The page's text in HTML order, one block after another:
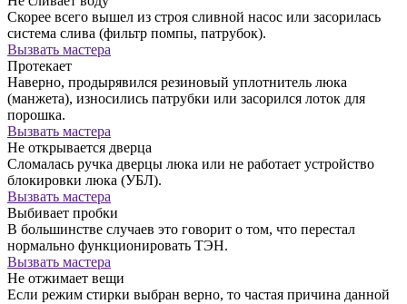
Скорее всего вышел из строя сливной насос или засорилась
система слива (фильтр помпы, патрубок).
Вызвать мастера
Протекает
Наверно, продырявился резиновый уплотнитель люка
(манжета), износились патрубки или засорился лоток для
порошка.
Вызвать мастера
Не открывается дверца
Сломалась ручка дверцы люка или не работает устройство
блокировки люка (УБЛ).
Вызвать мастера
Выбивает пробки
В большинстве случаев это говорит о том, что перестал
нормально функционировать ТЭН.
Вызвать мастера
Не отжимает вещи
Если режим стирки выбран верно, то частая причина данной